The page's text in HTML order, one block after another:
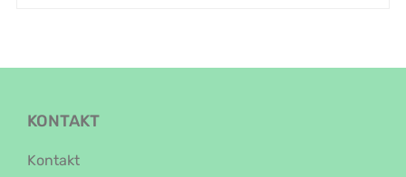
KONTAKT
Kontakt